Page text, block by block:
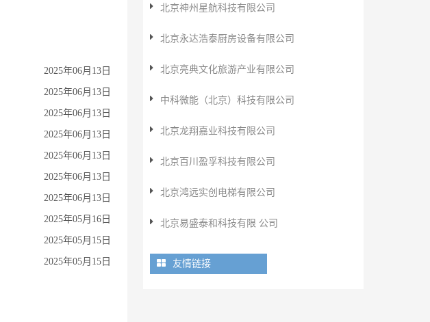
2025年06月13日
2025年06月13日
2025年06月13日
2025年06月13日
2025年06月13日
2025年06月13日
2025年06月13日
2025年05月16日
2025年05月15日
2025年05月15日
北京神州星航科技有限公司
北京永达浩泰厨房设备有限公司
北京亮典文化旅游产业有限公司
中科微能（北京）科技有限公司
北京龙翔嘉业科技有限公司
北京百川盈孚科技有限公司
北京鸿远实创电梯有限公司
北京易盛泰和科技有限 公司
友情链接